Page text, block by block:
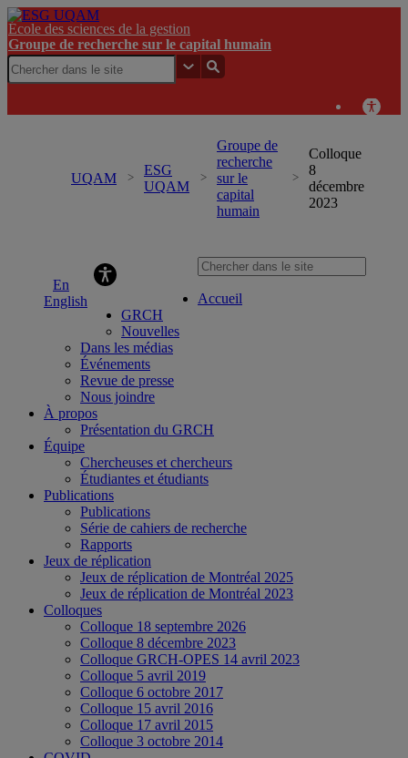
École des sciences de la gestion
Groupe de recherche sur le capital humain
UQAM
ESG
UQAM
Groupe de
recherche
sur le
capital
humain
Colloque
8
décembre
2023
English
Accueil
GRCH
Nouvelles
Dans les médias
Événements
Revue de presse
Nous joindre
À propos
Présentation du GRCH
Équipe
Chercheuses et chercheurs
Étudiantes et étudiants
Publications
Publications
Série de cahiers de recherche
Rapports
Jeux de réplication
Jeux de réplication de Montréal 2025
Jeux de réplication de Montréal 2023
Colloques
Colloque 18 septembre 2026
Colloque 8 décembre 2023
Colloque GRCH-OPES 14 avril 2023
Colloque 5 avril 2019
Colloque 6 octobre 2017
Colloque 15 avril 2016
Colloque 17 avril 2015
Colloque 3 octobre 2014